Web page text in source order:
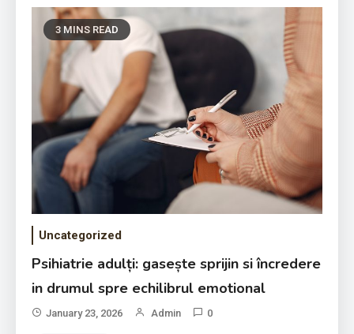
3 MINS READ
Uncategorized
Psihiatrie adulți: gasește sprijin si încredere
in drumul spre echilibrul emotional
January 23, 2026 Admin 0